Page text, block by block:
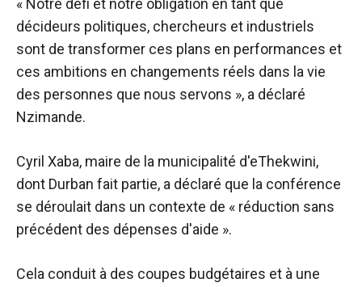
« Notre défi et notre obligation en tant que
décideurs politiques, chercheurs et industriels
sont de transformer ces plans en performances et
ces ambitions en changements réels dans la vie
des personnes que nous servons », a déclaré
Nzimande.
Cyril Xaba, maire de la municipalité d'eThekwini,
dont Durban fait partie, a déclaré que la conférence
se déroulait dans un contexte de « réduction sans
précédent des dépenses d'aide ».
Cela conduit à des coupes budgétaires et à une